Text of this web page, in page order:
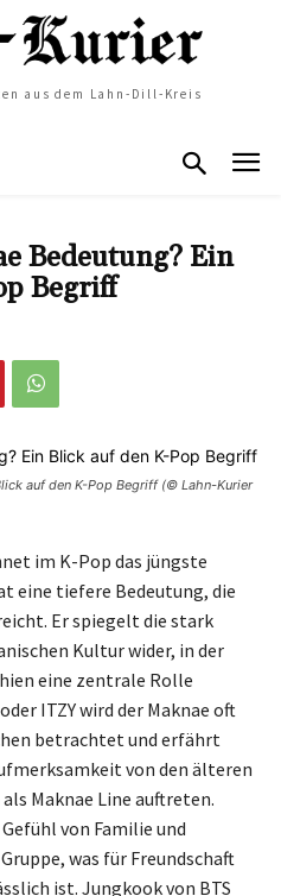
aus dem Lahn-Dill-Kreis
Bedeutung? Ein
Begriff
auf den K-Pop Begriff (© Lahn-Kurier
im K-Pop das jüngste
eine tiefere Bedeutung, die
Er spiegelt die stark
Kultur wider, in der
eine zentrale Rolle
ITZY wird der Maknae oft
betrachtet und erfährt
von den älteren
Maknae Line auftreten.
von Familie und
was für Freundschaft
ist. Jungkook von BTS